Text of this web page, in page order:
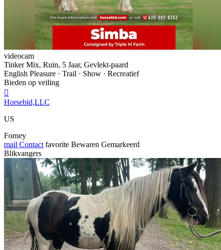
videocam
Tinker Mix, Ruin, 5 Jaar, Gevlekt-paard
English Pleasure · Trail · Show · Recreatief
Bieden op veiling

Horsebid,LLC
US
Forney
mail Contact favorite Bewaren Gemarkeerd
Blikvangers